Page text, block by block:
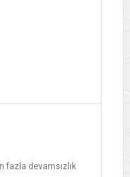
fazla devamsızlık